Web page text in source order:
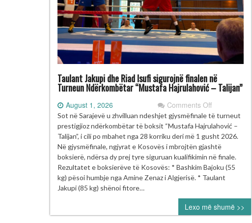
Taulant Jakupi dhe Riad Isufi sigurojnë finalen në
Turneun Ndërkombëtar “Mustafa Hajrulahović – Talijan”
August 1, 2026 Comments Offon
Taulant
Jakupi
dhe
Riad
Isufi
sigurojnë
finalen
Turneun
Ndërkombëtar
“Mustafa
Sot në Sarajevë u zhvilluan ndeshjet gjysmëfinale të turneut
prestigjioz ndërkombëtar të boksit “Mustafa Hajrulahović –
Talijan”, i cili po mbahet nga 28 korriku deri më 1 gusht 2026.
Në gjysmëfinale, ngjyrat e Kosovës i mbrojtën gjashtë
boksierë, ndërsa dy prej tyre siguruan kualifikimin në finale.
Rezultatet e boksierëve të Kosovës: * Bashkim Bajoku (55
kg) pësoi humbje nga Amine Zenaz i Algjerisë. * Taulant
Jakupi (85 kg) shënoi fitore…
Lexo më shumë >>